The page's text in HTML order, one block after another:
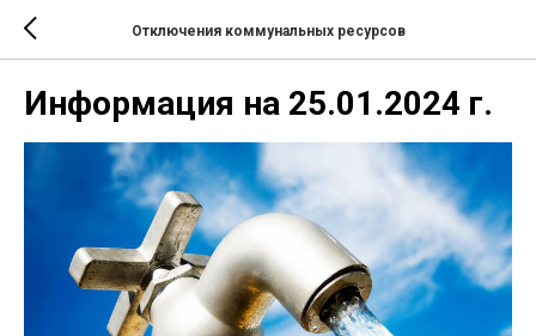
Отключения коммунальных ресурсов
Информация на 25.01.2024 г.